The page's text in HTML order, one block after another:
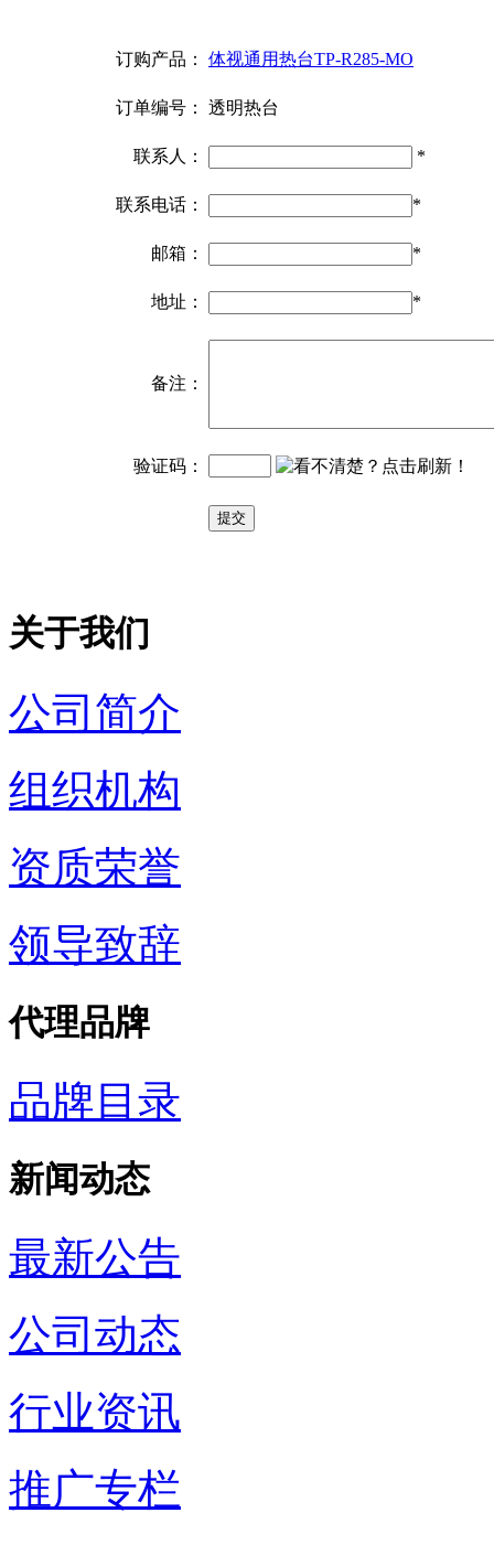
订购产品： 体视通用热台TP-R285-MO
订单编号： 透明热台
联系人： *
联系电话： *
邮箱： *
地址： *
备注：
验证码：
关于我们
公司简介
组织机构
资质荣誉
领导致辞
代理品牌
品牌目录
新闻动态
最新公告
公司动态
行业资讯
推广专栏